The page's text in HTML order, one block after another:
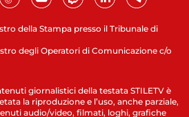
della Stampa presso il Tribunale di
degli Operatori di Comunicazione c/o
giornalistici della testata STILETV è
la riproduzione e l’uso, anche parziale,
audio/video, filmati, loghi, grafiche